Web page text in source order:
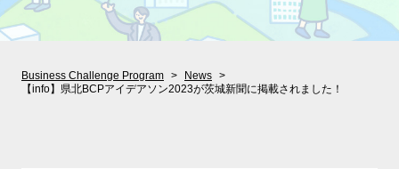
Business Challenge Program
News
【info】県北BCPアイデアソン2023が茨城新聞に掲載されました！